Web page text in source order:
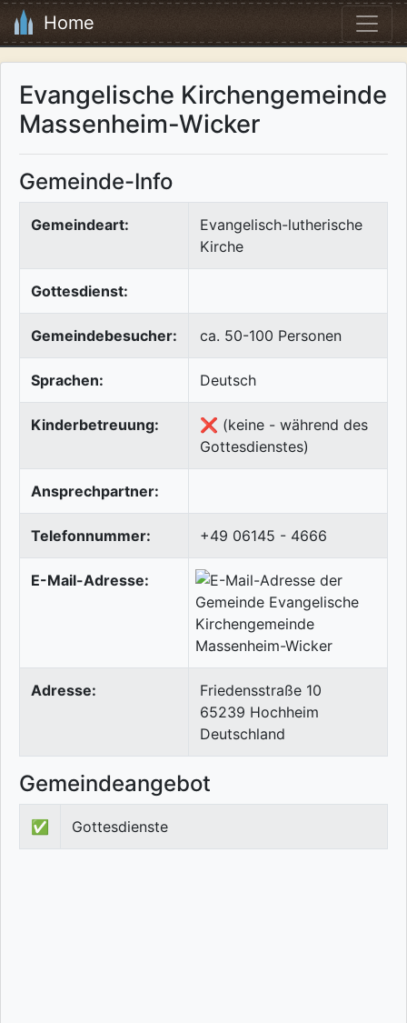
Home
Evangelische Kirchengemeinde
Massenheim-Wicker
Gemeinde-Info
Gemeindeart:
Evangelisch-lutherische
Kirche
Gottesdienst:
Gemeindebesucher: ca. 50-100 Personen
Sprachen: Deutsch
Kinderbetreuung:
❌ (keine - während des
Gottesdienstes)
Ansprechpartner:
Telefonnummer: +49 06145 - 4666
E-Mail-Adresse:
Adresse:
Friedensstraße 10
65239 Hochheim
Deutschland
Gemeindeangebot
✅ Gottesdienste